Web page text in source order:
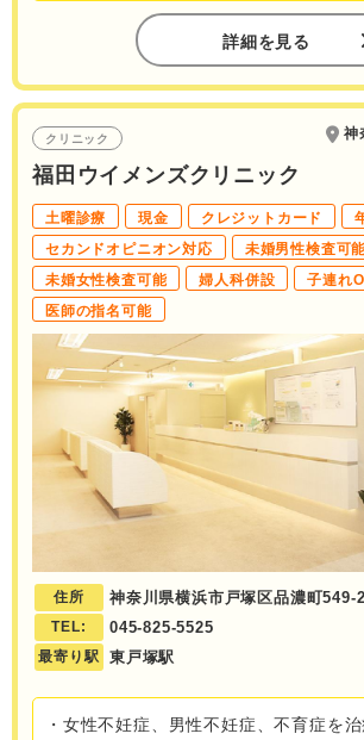
詳細を見る
クリニック 神
福田ウイメンズクリニック
土曜診療 現金 クレジットカード
セカンドオピニオン対応
未婚男性検査可
未婚女性検査可能
婦人科併設
子連れ
医師の指名可能
住所 神奈川県横浜市戸塚区品濃町
TEL: 045-825-5525
最寄り駅 東戸塚駅
・女性不妊症、男性不妊症、不育症を